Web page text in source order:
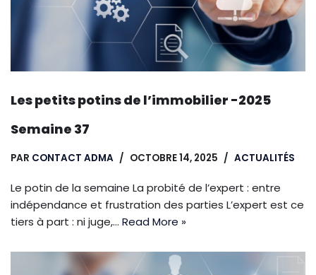
Les petits potins de l’immobilier -2025
Semaine 37
PAR CONTACT ADMA OCTOBRE 14, 2025 ACTUALITÉS
Le potin de la semaine La probité de l’expert : entre
indépendance et frustration des parties L’expert est ce
tiers à part : ni juge,… Read More »